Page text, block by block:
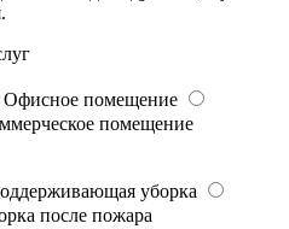
Офисное помещение
помещение
уборка
после пожара